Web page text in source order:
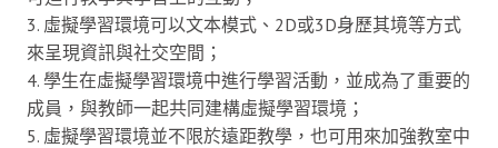
3. 虛擬學習環境可以文本模式、2D或3D身歷其境等方式
來呈現資訊與社交空間；
4. 學生在虛擬學習環境中進行學習活動，並成為了重要的
成員，與教師一起共同建構虛擬學習環境；
5. 虛擬學習環境並不限於遠距教學，也可用來加強教室中